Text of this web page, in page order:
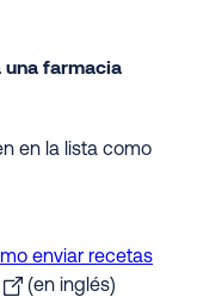
una farmacia
en la lista como
enviar recetas
(en inglés)